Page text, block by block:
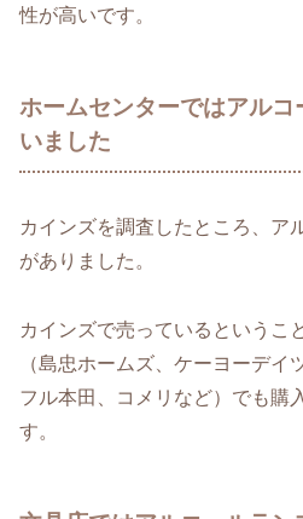
性が高いです。
ホームセンターではアルコ
いました
カインズを調査したところ、ア
がありました。
カインズで売っているというこ
（島忠ホームズ、ケーヨーデイ
フル本田、コメリなど）でも購
す。